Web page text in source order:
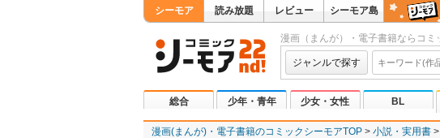
シーモア 読み放題 レビュー シーモア島
漫画（まんが）・電子書籍ならコミ
ジャンルで探す
総合 少年・青年 少女・女性 BL
漫画(まんが)・電子書籍のコミックシーモアTOP 小説・実用書